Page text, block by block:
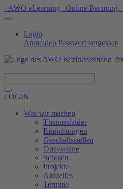
AWO eLearning Online Beratung
Login
Anmelden Passwort vergessen
LOGIN
Was wir machen
Themenfelder
Einrichtungen
Geschäftsstellen
Ortsvereine
Schulen
Projekte
Aktuelles
Termine